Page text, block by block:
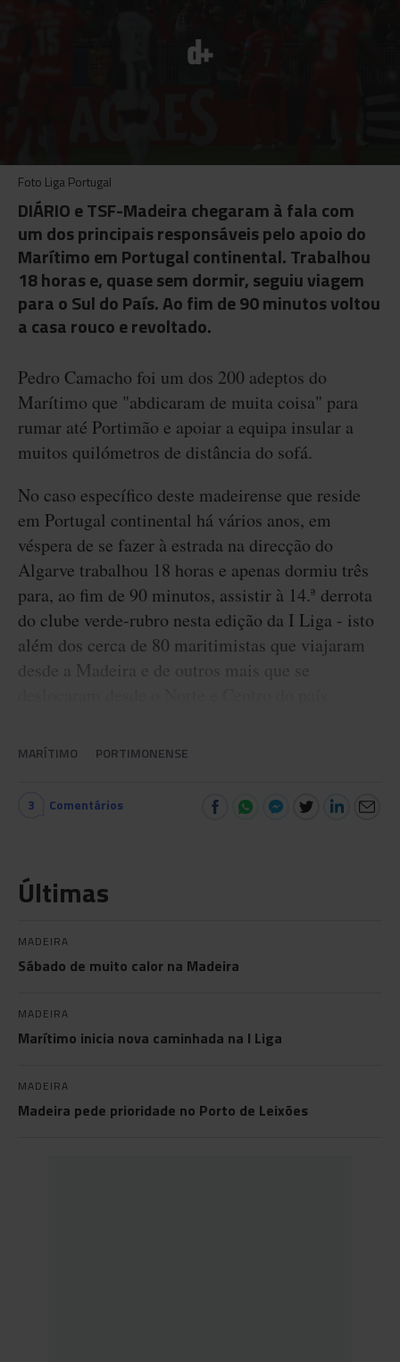
Foto Liga Portugal
DIÁRIO e TSF-Madeira chegaram à fala com
um dos principais responsáveis pelo apoio do
Marítimo em Portugal continental. Trabalhou
18 horas e, quase sem dormir, seguiu viagem
para o Sul do País. Ao fim de 90 minutos voltou
a casa rouco e revoltado.
Pedro Camacho foi um dos 200 adeptos do
Marítimo que "abdicaram de muita coisa" para
rumar até Portimão e apoiar a equipa insular a
muitos quilómetros de distância do sofá.
No caso específico deste madeirense que reside
em Portugal continental há vários anos, em
véspera de se fazer à estrada na direcção do
Algarve trabalhou 18 horas e apenas dormiu três
para, ao fim de 90 minutos, assistir à 14.ª derrota
do clube verde-rubro nesta edição da I Liga - isto
além dos cerca de 80 maritimistas que viajaram
desde a Madeira e de outros mais que se
MARÍTIMO PORTIMONENSE
3 Comentários
Últimas
MADEIRA
Sábado de muito calor na Madeira
MADEIRA
Marítimo inicia nova caminhada na I Liga
MADEIRA
Madeira pede prioridade no Porto de Leixões